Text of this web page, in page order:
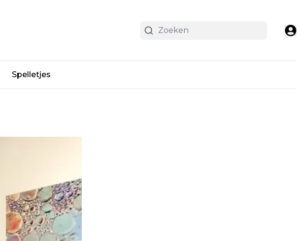
Spelletjes